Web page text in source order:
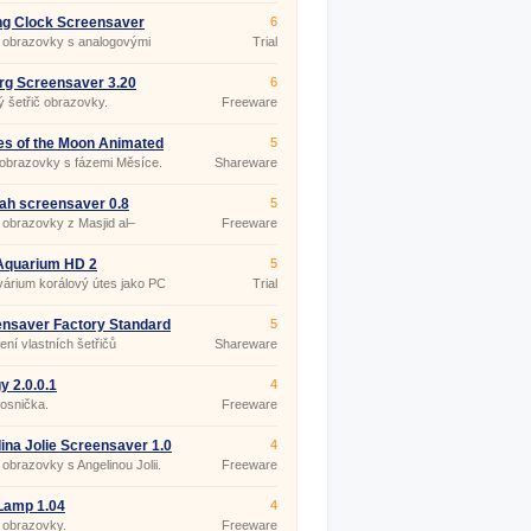
Clock Screensaver
obrazovky s analogovými
6
Trial
Screensaver 3.20
šetřič obrazovky.
6
Freeware
of the Moon Animated
5.07
s fázemi Měsíce.
5
Shareware
screensaver 0.8
obrazovky z Masjid al–
5
Freeware
HD 2
korálový útes jako PC
obrazovky
5
Trial
Factory Standard
vlastních šetřičů
5
Shareware
2.0.0.1
4
Freeware
Jolie Screensaver 1.0
s Angelinou Jolii.
4
Freeware
1.04
4
Freeware